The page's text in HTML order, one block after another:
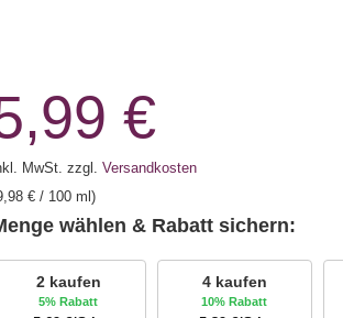
€
MwSt. zzgl. Versandkosten
€/ 100 ml )
wählen & Rabatt sichern:
2 kaufen
5% Rabatt
4 kaufen
10% Rabatt